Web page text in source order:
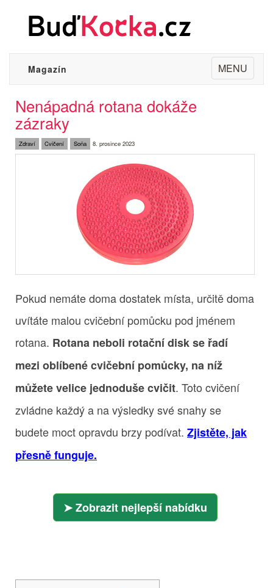
Toggle
navigation
MENU
Magazín
Nenápadná rotana dokáže
zázraky
Zdraví Cvičení Soňa 8. prosince 2023
Pokud nemáte doma dostatek místa, určitě doma
uvítáte malou cvičební pomůcku pod jménem
rotana. Rotana neboli rotační disk se řadí
mezi oblíbené cvičební pomůcky, na níž
můžete velice jednoduše cvičit. Toto cvičení
zvládne každý a na výsledky své snahy se
budete moct opravdu brzy podívat. Zjistěte, jak
přesně funguje.
Zobrazit nejlepší nabídku